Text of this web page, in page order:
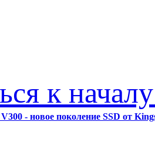
к
- новое поколение SSD от